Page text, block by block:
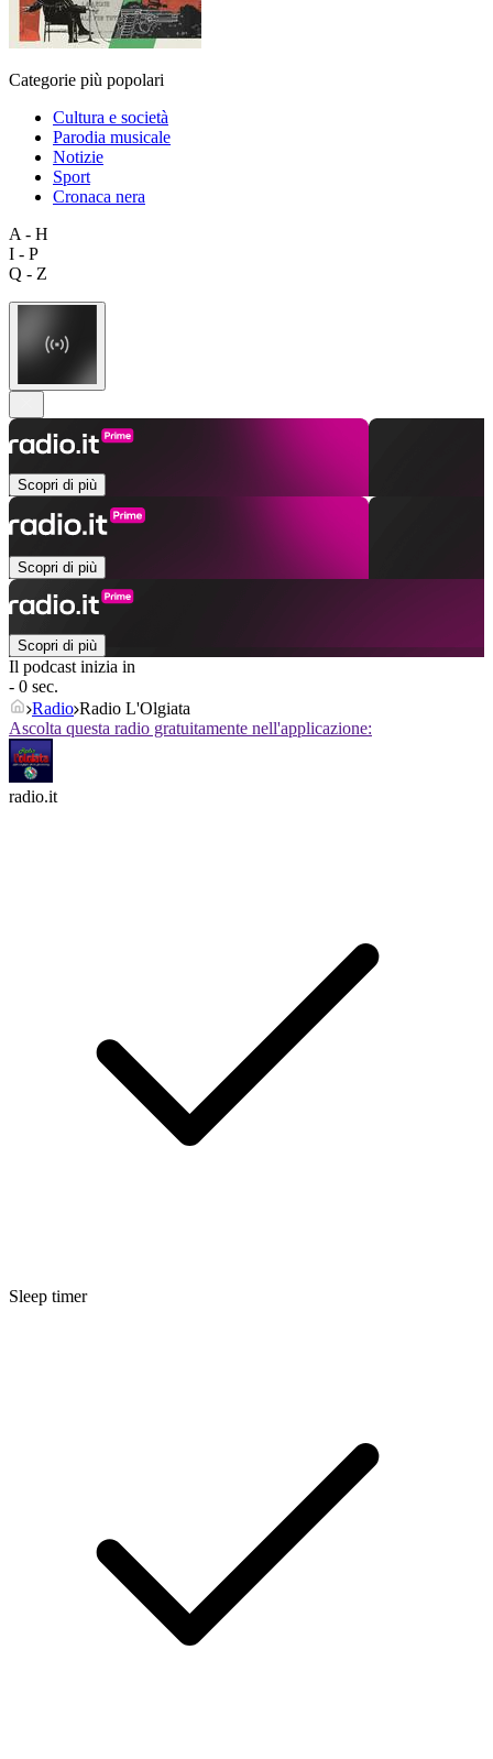
Categorie più popolari
Cultura e società
Parodia musicale
Notizie
Sport
Cronaca nera
A - H
I - P
Q - Z
Scopri di più
Scopri di più
Scopri di più
Il podcast inizia in
- 0 sec.
Radio Radio L'Olgiata
Ascolta questa radio gratuitamente nell'applicazione:
radio.it
Sleep timer